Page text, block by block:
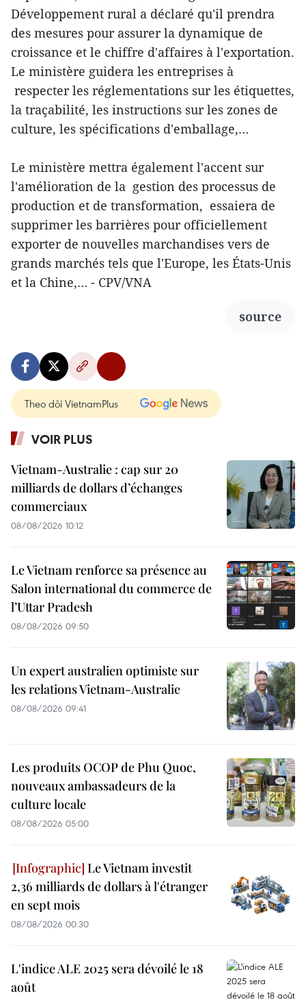
Développement rural a déclaré qu'il prendra
des mesures pour assurer la dynamique de
croissance et le chiffre d'affaires à l'exportation.
Le ministère guidera les entreprises à
respecter les réglementations sur les étiquettes,
la traçabilité, les instructions sur les zones de
culture, les spécifications d'emballage,…
Le ministère mettra également l'accent sur
l'amélioration de la gestion des processus de
production et de transformation, essaiera de
supprimer les barrières pour officiellement
exporter de nouvelles marchandises vers de
grands marchés tels que l'Europe, les États-Unis
et la Chine,… - CPV/VNA
source
Theo dõi VietnamPlus
VOIR PLUS
Vietnam-Australie : cap sur 20
milliards de dollars d’échanges
commerciaux
08/08/2026 10:12
Le Vietnam renforce sa présence au
Salon international du commerce de
l’Uttar Pradesh
08/08/2026 09:50
Un expert australien optimiste sur
les relations Vietnam-Australie
08/08/2026 09:41
Les produits OCOP de Phu Quoc,
nouveaux ambassadeurs de la
culture locale
08/08/2026 05:00
Le Vietnam investit
2,36 milliards de dollars à l'étranger
en sept mois
08/08/2026 00:30
L'indice ALE 2025 sera dévoilé le 18
août